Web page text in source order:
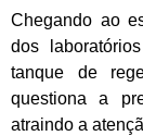
Chegando ao
dos
tanque de
questiona a
atraindo a